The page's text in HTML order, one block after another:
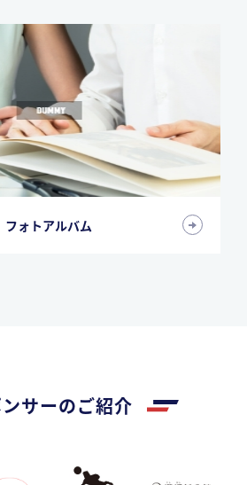
フォトアルバム
サーのご紹介